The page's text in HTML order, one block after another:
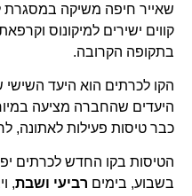
קווים ישירים למיקונוס
בתקופה הקרובה.
הקו לכרתים הוא היעד השישי
היעדים שהחברה מציעה
כבר טיסות פעילות לאתונה,
הטיסות בקו החדש לכרתים
בשבוע, בימים רביעי ושבת,